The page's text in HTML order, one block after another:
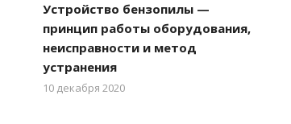
Устройство бензопилы —
принцип работы оборудования,
неисправности и метод
устранения
10 декабря 2020